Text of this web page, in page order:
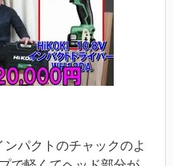
パクトのチャックのよ